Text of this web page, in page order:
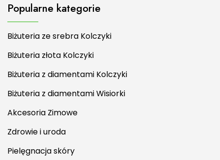
Popularne kategorie
Biżuteria ze srebra Kolczyki
Biżuteria złota Kolczyki
Biżuteria z diamentami Kolczyki
Biżuteria z diamentami Wisiorki
Akcesoria Zimowe
Zdrowie i uroda
Pielęgnacja skóry